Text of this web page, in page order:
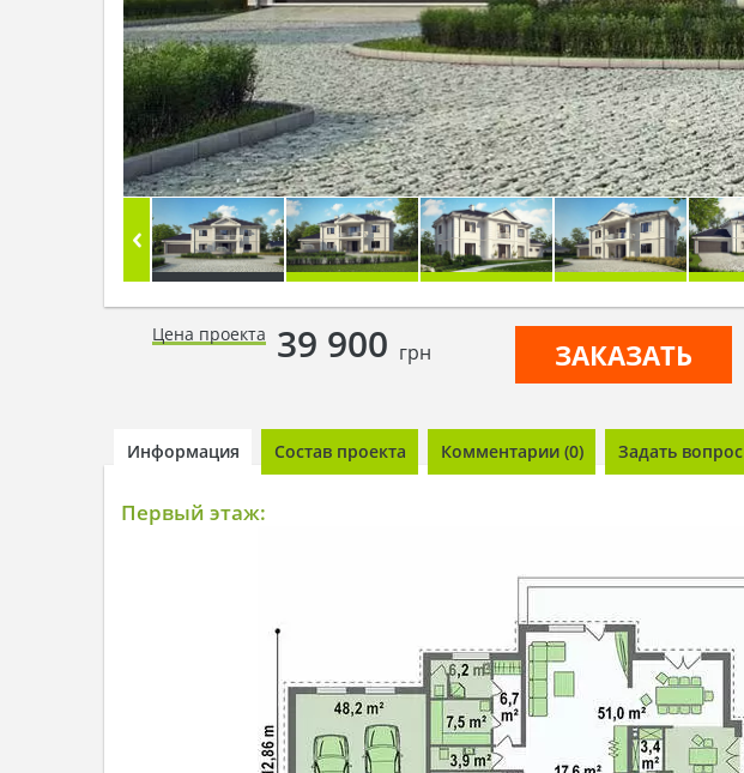
Цена проекта 39 900 грн ЗАКАЗАТЬ
Информация Состав проекта Комментарии (0) Задать вопрос
Первый этаж: